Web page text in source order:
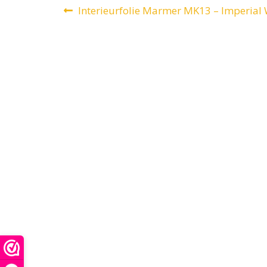
Bericht
Vorig
Interieurfolie Marmer MK13 – Imperial